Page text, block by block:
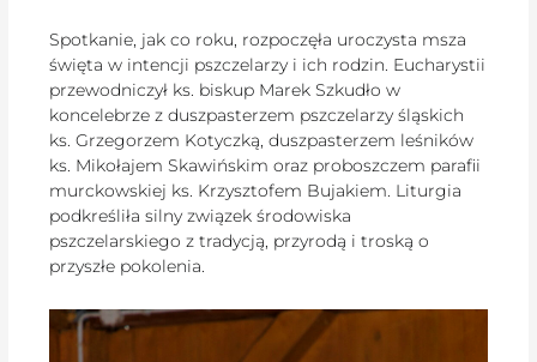
Spotkanie, jak co roku, rozpoczęła uroczysta msza
święta w intencji pszczelarzy i ich rodzin. Eucharystii
przewodniczył ks. biskup Marek Szkudło w
koncelebrze z duszpasterzem pszczelarzy śląskich
ks. Grzegorzem Kotyczką, duszpasterzem leśników
ks. Mikołajem Skawińskim oraz proboszczem parafii
murckowskiej ks. Krzysztofem Bujakiem. Liturgia
podkreśliła silny związek środowiska
pszczelarskiego z tradycją, przyrodą i troską o
przyszłe pokolenia.